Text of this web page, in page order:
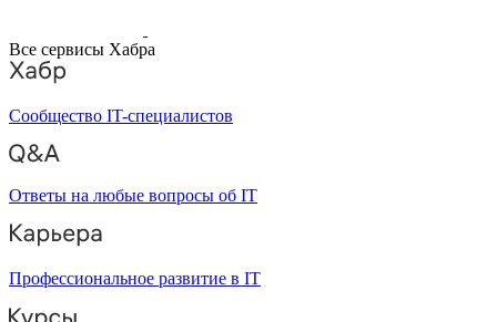
Все сервисы Хабра
Сообщество IT-специалистов
Ответы на любые вопросы об IT
Профессиональное развитие в IT